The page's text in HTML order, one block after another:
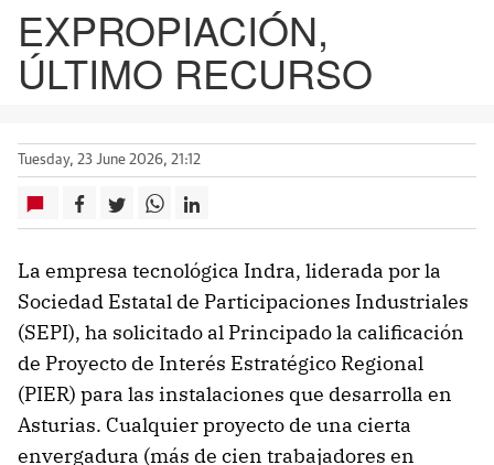
EXPROPIACIÓN,
ÚLTIMO RECURSO
Tuesday, 23 June 2026, 21:12
La empresa tecnológica Indra, liderada por la
Sociedad Estatal de Participaciones Industriales
(SEPI), ha solicitado al Principado la calificación
de Proyecto de Interés Estratégico Regional
(PIER) para las instalaciones que desarrolla en
Asturias. Cualquier proyecto de una cierta
envergadura (más de cien trabajadores en